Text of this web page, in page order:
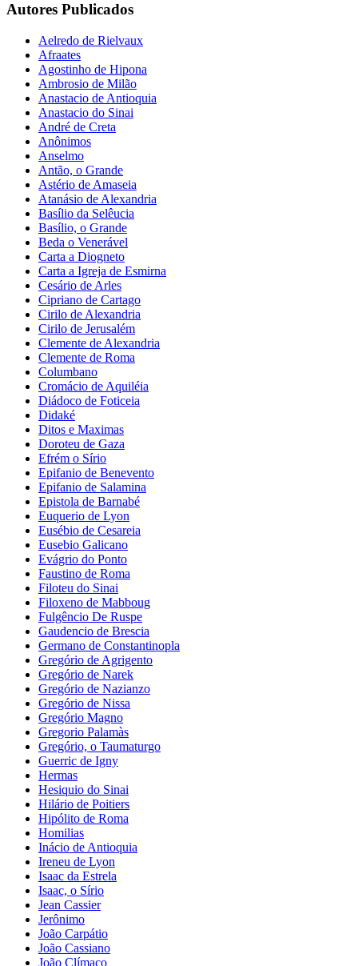
Autores Publicados
Aelredo de Rielvaux
Afraates
Agostinho de Hipona
Ambrosio de Milão
Anastacio de Antioquia
Anastacio do Sinai
André de Creta
Anônimos
Anselmo
Antão, o Grande
Astério de Amaseia
Atanásio de Alexandria
Basílio da Selêucia
Basílio, o Grande
Beda o Venerável
Carta a Diogneto
Carta a Igreja de Esmirna
Cesário de Arles
Cipriano de Cartago
Cirilo de Alexandria
Cirilo de Jerusalém
Clemente de Alexandria
Clemente de Roma
Columbano
Cromácio de Aquiléia
Diádoco de Foticeia
Didaké
Ditos e Maximas
Doroteu de Gaza
Efrém o Sírio
Epifanio de Benevento
Epifanio de Salamina
Epistola de Barnabé
Euquerio de Lyon
Eusébio de Cesareia
Eusebio Galicano
Evágrio do Ponto
Faustino de Roma
Filoteu do Sinai
Filoxeno de Mabboug
Fulgêncio De Ruspe
Gaudencio de Brescia
Germano de Constantinopla
Gregório de Agrigento
Gregório de Narek
Gregório de Nazianzo
Gregório de Nissa
Gregório Magno
Gregorio Palamàs
Gregório, o Taumaturgo
Guerric de Igny
Hermas
Hesiquio do Sinai
Hilário de Poitiers
Hipólito de Roma
Homilias
Inácio de Antioquia
Ireneu de Lyon
Isaac da Estrela
Isaac, o Sírio
Jean Cassier
Jerônimo
João Carpátio
João Cassiano
João Clímaco